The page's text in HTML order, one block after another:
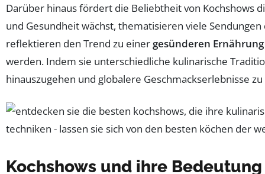
Darüber hinaus fördert die Beliebtheit von Kochshows
und Gesundheit wächst, thematisieren viele
reflektieren den Trend zu einer gesünderen Ernährung
werden. Indem sie unterschiedliche kulinarische
hinauszugehen und globalere Geschmackserlebnisse
Kochshows und ihre